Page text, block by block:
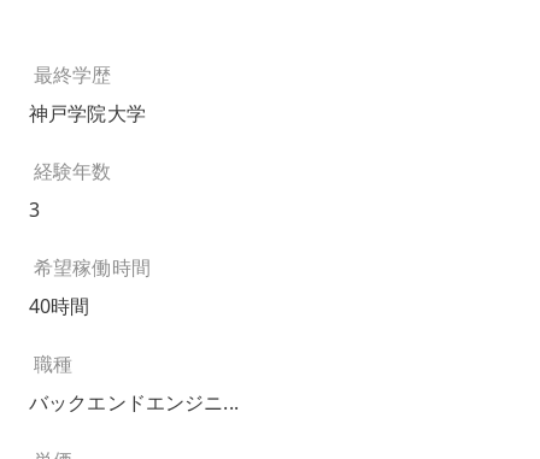
最終学歴
神戸学院大学
経験年数
3
希望稼働時間
40時間
職種
バックエンドエンジニ...